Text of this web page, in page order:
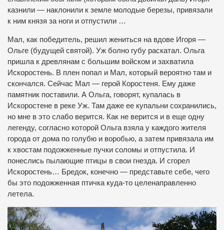
казнили — наклонили к земле молодые березы, привязали
к ним князя за ноги и отпустили …
Мал, как победитель, решил жениться на вдове Игоря —
Ольге (будущей святой). Уж болно губу раскатал. Ольга
пришла к древлянам с большим войском и захватила
Искоростень. В плен попал и Мал, который вероятно там и
скончался. Сейчас Мал — герой Коростеня. Ему даже
памятник поставили. А Ольга, говорят, купалась в
Искоростене в реке Уж. Там даже ее купальни сохранились,
но мне в это слабо верится. Как не верится и в еще одну
легенду, согласно которой Ольга взяла у каждого жителя
города от дома по голубю и воробью, а затем привязала им
к хвостам подожженные пучки соломы и отпустила. И
понеслись пылающие птицы в свои гнезда. И сгорел
Искоростень… Бредок, конечно — представьте себе, чего
бы это подожженная птичка куда-то целенаправленно
летела.